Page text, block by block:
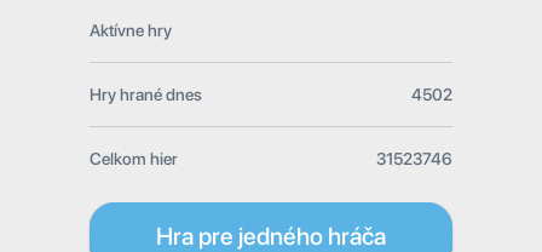
Aktívne hry
Hry hrané dnes 4502
Celkom hier 31523746
Hra pre jedného hráča